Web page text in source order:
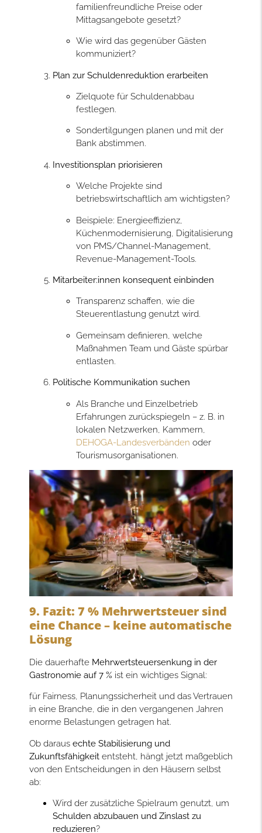
familienfreundliche Preise oder
Mittagsangebote gesetzt?
Wie wird das gegenüber Gästen
kommuniziert?
Plan zur Schuldenreduktion erarbeiten
Zielquote für Schuldenabbau
festlegen.
Sondertilgungen planen und mit der
Bank abstimmen.
Investitionsplan priorisieren
Welche Projekte sind
betriebswirtschaftlich am wichtigsten?
Beispiele: Energieeffizienz,
Küchenmodernisierung, Digitalisierung
von PMS/Channel-Management,
Revenue-Management-Tools.
Mitarbeiter:innen konsequent einbinden
Transparenz schaffen, wie die
Steuerentlastung genutzt wird.
Gemeinsam definieren, welche
Maßnahmen Team und Gäste spürbar
entlasten.
Politische Kommunikation suchen
Als Branche und Einzelbetrieb
Erfahrungen zurückspiegeln – z. B. in
lokalen Netzwerken, Kammern,
DEHOGA-Landesverbänden oder
Tourismusorganisationen.
9. Fazit: 7 % Mehrwertsteuer sind
eine Chance – keine automatische
Lösung
Die dauerhafte Mehrwertsteuersenkung in der
Gastronomie auf 7 % ist ein wichtiges Signal:
für Fairness, Planungssicherheit und das Vertrauen
in eine Branche, die in den vergangenen Jahren
enorme Belastungen getragen hat.
Ob daraus echte Stabilisierung und
Zukunftsfähigkeit entsteht, hängt jetzt maßgeblich
von den Entscheidungen in den Häusern selbst
ab:
Wird der zusätzliche Spielraum genutzt, um
Schulden abzubauen und Zinslast zu
reduzieren?